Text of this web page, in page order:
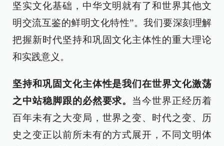
坚实文化基础，中华文明就有了和世界其他文
明交流互鉴的鲜明文化特性”。我们要深刻理解
把握新时代坚持和巩固文化主体性的重大理论
和实践意义。
坚持和巩固文化主体性是我们在世界文化激荡
之中站稳脚跟的必然要求。 当今世界正经历着
百年未有之大变局，世界之变、时代之变、历
史之变正以前所未有的方式展开，不同文明体